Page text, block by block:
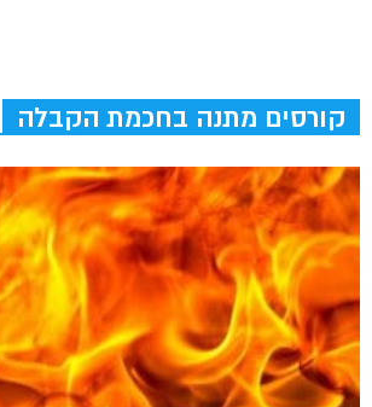
קורסים מתנה בחכמת הקבלה